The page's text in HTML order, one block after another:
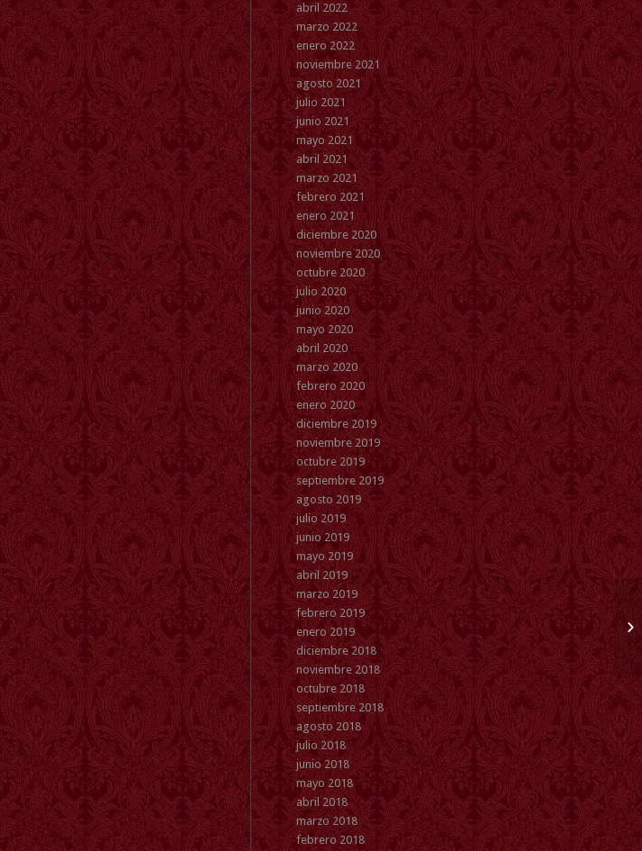
abril 2022
marzo 2022
enero 2022
noviembre 2021
agosto 2021
julio 2021
junio 2021
mayo 2021
abril 2021
marzo 2021
febrero 2021
enero 2021
diciembre 2020
noviembre 2020
octubre 2020
julio 2020
junio 2020
mayo 2020
abril 2020
marzo 2020
febrero 2020
enero 2020
diciembre 2019
noviembre 2019
octubre 2019
septiembre 2019
agosto 2019
julio 2019
junio 2019
mayo 2019
abril 2019
marzo 2019
febrero 2019
enero 2019
diciembre 2018
noviembre 2018
octubre 2018
septiembre 2018
agosto 2018
julio 2018
junio 2018
mayo 2018
abril 2018
marzo 2018
febrero 2018